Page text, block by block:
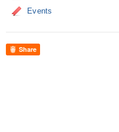
Events
Share